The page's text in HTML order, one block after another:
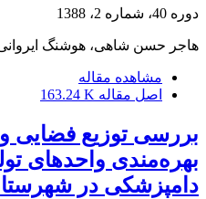
دوره 40، شماره 2، 1388
هاجر حسن شاهی، هوشنگ
مشاهده مقاله
اصل مقاله 163.24 K
بررسی توزیع فضایی
بهره‌مندی واحدهای
دامپزشکی در